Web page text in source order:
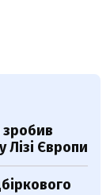
Європи